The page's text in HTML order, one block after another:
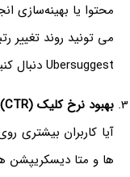
محتوا یا بهینه‌سازی
Ubersuggest دنبال کنید.
بهبود نرخ کلیک (CTR)
آیا کاربران بیشتری